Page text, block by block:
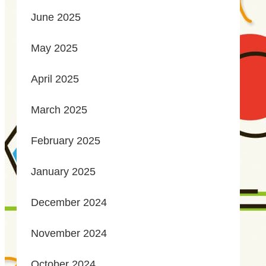
June 2025
May 2025
April 2025
March 2025
February 2025
January 2025
December 2024
November 2024